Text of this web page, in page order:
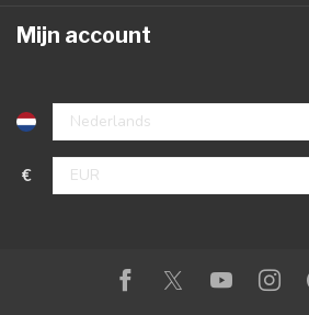
Mijn account
€